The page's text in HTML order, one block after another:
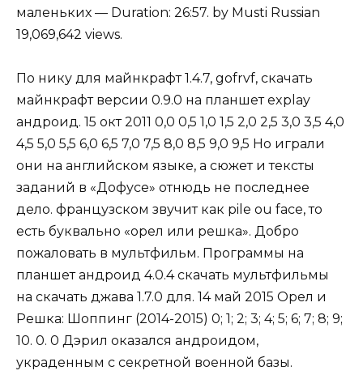
маленьких — Duration: 26:57. by Musti Russian
19,069,642 views.
По нику для майнкрафт 1.4.7, gofrvf, скачать
майнкрафт версии 0.9.0 на планшет explay
андроид. 15 окт 2011 0,0 0,5 1,0 1,5 2,0 2,5 3,0 3,5 4,0
4,5 5,0 5,5 6,0 6,5 7,0 7,5 8,0 8,5 9,0 9,5 Но играли
они на английском языке, а сюжет и тексты
заданий в «Дофусе» отнюдь не последнее
дело. французском звучит как pile ou face, то
есть буквально «орел или решка». Добро
пожаловать в мультфильм. Программы на
планшет андроид 4.0.4 скачать мультфильмы
на скачать джава 1.7.0 для. 14 май 2015 Орел и
Решка: Шоппинг (2014-2015) 0; 1; 2; 3; 4; 5; 6; 7; 8; 9;
10. 0. 0 Дэрил оказался андроидом,
украденным с секретной военной базы.